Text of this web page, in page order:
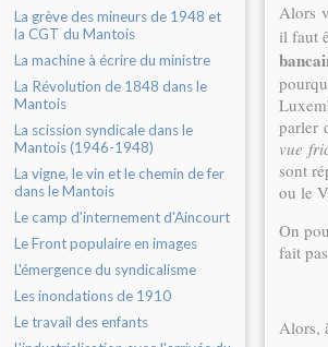
La grève des mineurs de 1948 et
la CGT du Mantois
La machine à écrire du ministre
La Révolution de 1848 dans le
Mantois
La scission syndicale dans le
Mantois (1946-1948)
La vigne, le vin et le chemin de fer
dans le Mantois
Le camp d'internement d'Aincourt
Le Front populaire en images
L'émergence du syndicalisme
Les inondations de 1910
Le travail des enfants
Alors
il faut
parler
vue
sont
ou le
On
fait
Alors,